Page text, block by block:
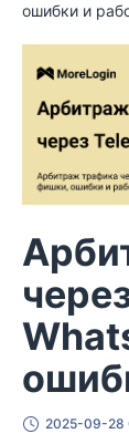
ошибки и
2025-09-28